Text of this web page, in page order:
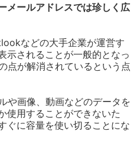
メールアドレスでは珍しく広
などの大手企業が運営す
示されることが一般的となっ
点が解消されているという点
や画像、動画などのデータを
使用することができないた
ぐに容量を使い切ることにな